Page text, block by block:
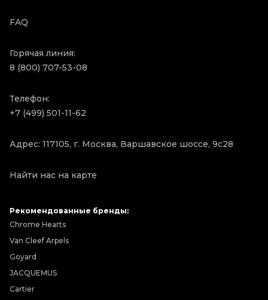
FAQ
Горячая линия:
8 (800) 707-53-08
Телефон:
+7 (499) 501-11-62
Адрес: 117105, г. Москва, Варшавское шоссе, 9с28
Найти нас на карте
Рекомендованные бренды:
Chrome Hearts
Van Cleef Arpels
Goyard
JACQUEMUS
Cartier